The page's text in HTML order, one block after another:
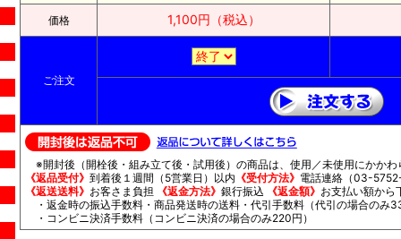
価格 1,100円（税込）
ご注文
※開封後（開栓後・組み立て後・試用後）の商品は、使用／未使用にかかわ
《返品受付》 到着後１週間（5営業日）以内 《受付方法》 電話連絡（03-
《返送送料》 お客さま負担 《返金方法》 銀行振込 《返金額》 お支払い額から
・返金時の振込手数料・商品発送時の送料・代引手数料（代引の場合のみ
・コンビニ決済手数料（コンビニ決済の場合のみ220円）